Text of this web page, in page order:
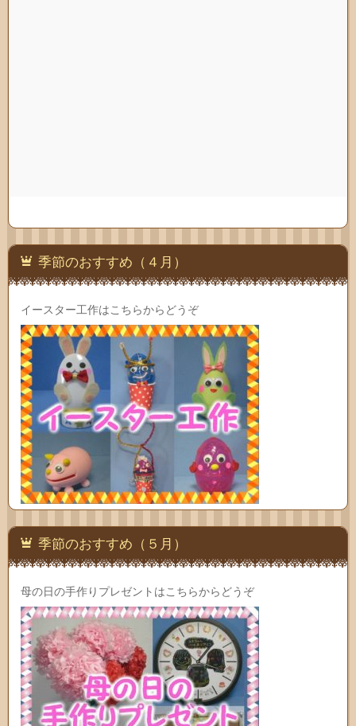
季節のおすすめ（４月）
イースター工作はこちらからどうぞ
季節のおすすめ（５月）
母の日の手作りプレゼントはこちらからどうぞ